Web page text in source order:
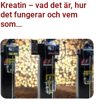
Kreatin – vad det är, hur
det fungerar och vem
som...